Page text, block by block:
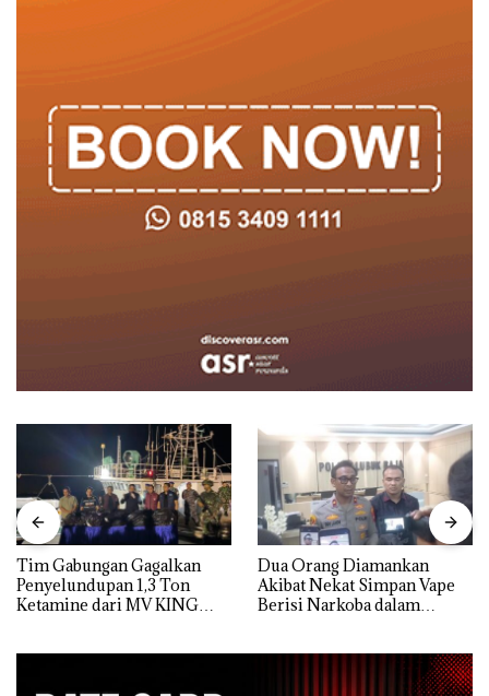
Tim Gabungan Gagalkan
Penyelundupan 1,3 Ton
Ketamine dari MV KING
Dua Orang Diamankan
Akibat Nekat Simpan Vape
Berisi Narkoba dalam